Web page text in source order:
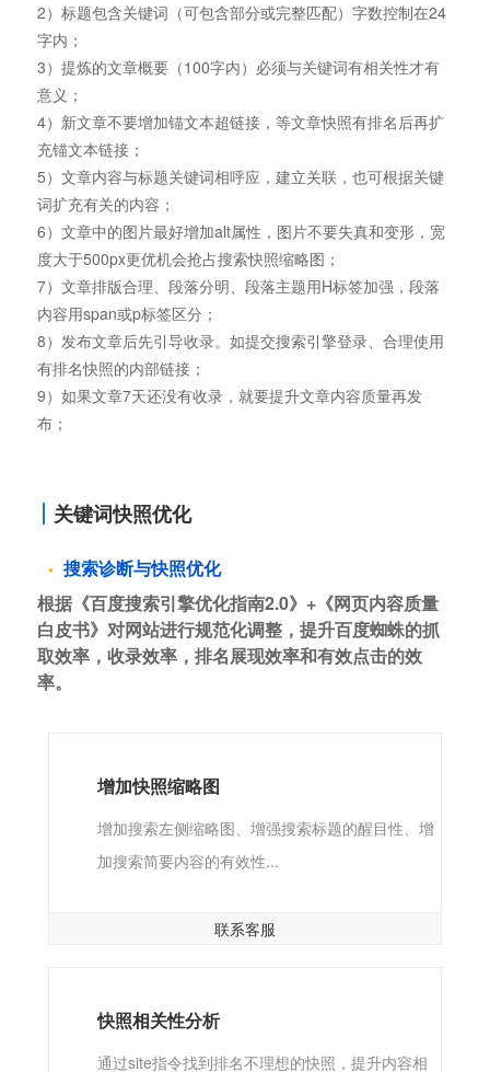
2）标题包含关键词（可包含部分或完整匹配）字数控制在24
字内；
3）提炼的文章概要（100字内）必须与关键词有相关性才有
意义；
4）新文章不要增加锚文本超链接，等文章快照有排名后再扩
充锚文本链接；
5）文章内容与标题关键词相呼应，建立关联，也可根据关键
词扩充有关的内容；
6）文章中的图片最好增加alt属性，图片不要失真和变形，宽
度大于500px更优机会抢占搜索快照缩略图；
7）文章排版合理、段落分明、段落主题用H标签加强，段落
内容用span或p标签区分；
8）发布文章后先引导收录。如提交搜索引擎登录、合理使用
有排名快照的内部链接；
9）如果文章7天还没有收录，就要提升文章内容质量再发
布；
关键词快照优化
搜索诊断与快照优化
根据《百度搜索引擎优化指南2.0》+《网页内容质量
白皮书》对网站进行规范化调整，提升百度蜘蛛的抓
取效率，收录效率，排名展现效率和有效点击的效
率。
增加快照缩略图
增加搜索左侧缩略图、增强搜索标题的醒目性、增
加搜索简要内容的有效性...
联系客服
快照相关性分析
通过site指令找到排名不理想的快照，提升内容相